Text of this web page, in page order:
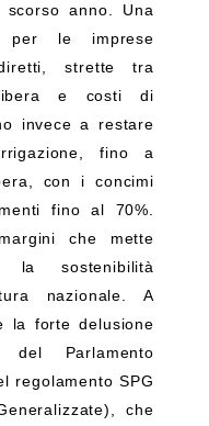
anno. Una
per le imprese
strette tra
e costi di
invece a restare
fino a
con i concimi
fino al 70%.
che mette
la sostenibilità
nazionale. A
la forte delusione
del Parlamento
regolamento SPG
che